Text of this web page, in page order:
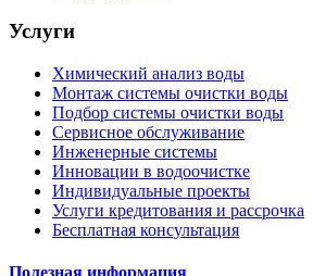
Услуги
Химический анализ воды
Монтаж системы очистки воды
Подбор системы очистки воды
Сервисное обслуживание
Инженерные системы
Инновации в водоочистке
Индивидуальные проекты
Услуги кредитования и рассрочка
Бесплатная консультация
Полезная информация